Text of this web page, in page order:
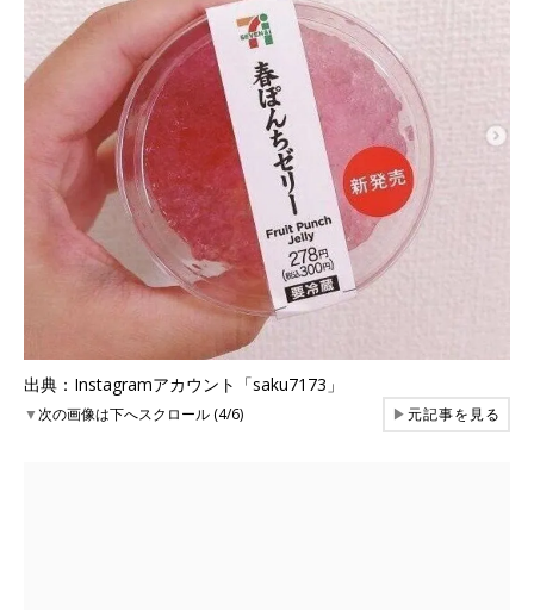
出典：Instagramアカウント「saku7173」
▼次の画像は下へスクロール (4/6) ▶元記事を見る